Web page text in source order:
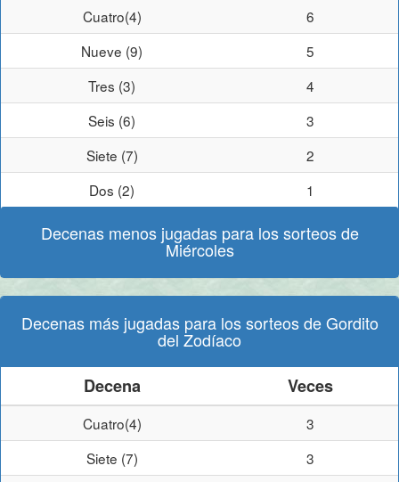
Cuatro(4)
6
Nueve (9)
5
Tres (3)
4
Seis (6)
3
Siete (7)
2
Dos (2)
1
Decenas menos jugadas para los sorteos de
Miércoles
Decenas más jugadas para los sorteos de Gordito
del Zodíaco
Decena
Veces
Cuatro(4)
3
Siete (7)
3